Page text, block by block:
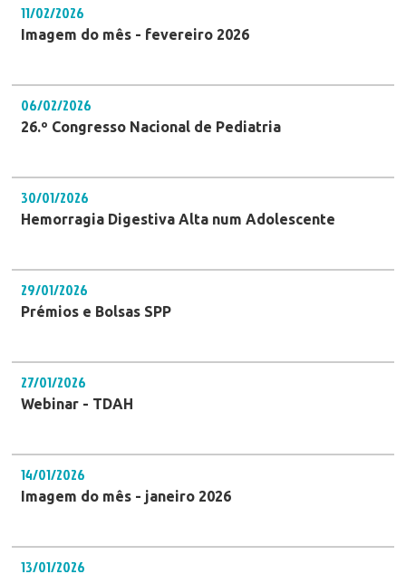
11/02/2026
Imagem do mês - fevereiro 2026
06/02/2026
26.º Congresso Nacional de Pediatria
30/01/2026
Hemorragia Digestiva Alta num Adolescente
29/01/2026
Prémios e Bolsas SPP
27/01/2026
Webinar - TDAH
14/01/2026
Imagem do mês - janeiro 2026
13/01/2026